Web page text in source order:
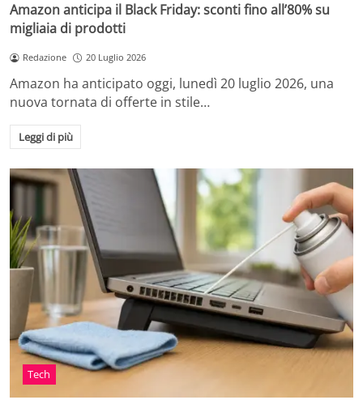
Amazon anticipa il Black Friday: sconti fino all’80% su
migliaia di prodotti
Redazione 20 Luglio 2026
Amazon ha anticipato oggi, lunedì 20 luglio 2026, una
nuova tornata di offerte in stile…
Leggi di più
Tech